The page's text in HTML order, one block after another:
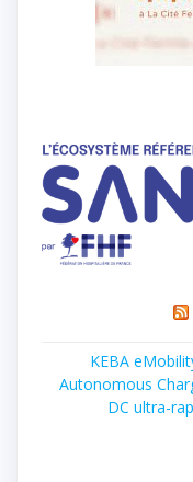
KEBA
Autonomous
DC ultra-